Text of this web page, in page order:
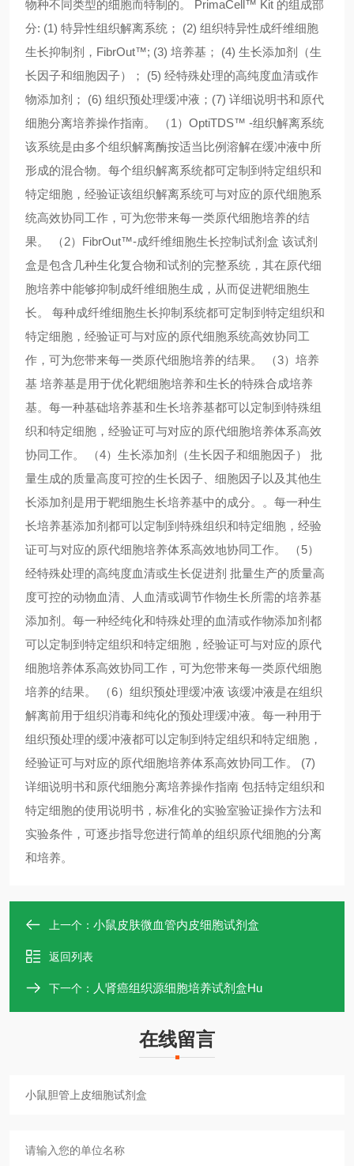
物种不同类型的细胞而特制的。 PrimaCell™ Kit 的组成部
分: (1) 特异性组织解离系统； (2) 组织特异性成纤维细胞
生长抑制剂，FibrOut™; (3) 培养基； (4) 生长添加剂（生
长因子和细胞因子）； (5) 经特殊处理的高纯度血清或作
物添加剂； (6) 组织预处理缓冲液；(7) 详细说明书和原代
细胞分离培养操作指南。 （1）OptiTDS™ -组织解离系统
该系统是由多个组织解离酶按适当比例溶解在缓冲液中所
形成的混合物。每个组织解离系统都可定制到特定组织和
特定细胞，经验证该组织解离系统可与对应的原代细胞系
统高效协同工作，可为您带来每一类原代细胞培养的结
果。 （2）FibrOut™-成纤维细胞生长控制试剂盒 该试剂
盒是包含几种生化复合物和试剂的完整系统，其在原代细
胞培养中能够抑制成纤维细胞生成，从而促进靶细胞生
长。 每种成纤维细胞生长抑制系统都可定制到特定组织和
特定细胞，经验证可与对应的原代细胞系统高效协同工
作，可为您带来每一类原代细胞培养的结果。 （3）培养
基 培养基是用于优化靶细胞培养和生长的特殊合成培养
基。每一种基础培养基和生长培养基都可以定制到特殊组
织和特定细胞，经验证可与对应的原代细胞培养体系高效
协同工作。 （4）生长添加剂（生长因子和细胞因子） 批
量生成的质量高度可控的生长因子、细胞因子以及其他生
长添加剂是用于靶细胞生长培养基中的成分。。每一种生
长培养基添加剂都可以定制到特殊组织和特定细胞，经验
证可与对应的原代细胞培养体系高效地协同工作。 （5）
经特殊处理的高纯度血清或生长促进剂 批量生产的质量高
度可控的动物血清、人血清或调节作物生长所需的培养基
添加剂。每一种经纯化和特殊处理的血清或作物添加剂都
可以定制到特定组织和特定细胞，经验证可与对应的原代
细胞培养体系高效协同工作，可为您带来每一类原代细胞
培养的结果。 （6）组织预处理缓冲液 该缓冲液是在组织
解离前用于组织消毒和纯化的预处理缓冲液。每一种用于
组织预处理的缓冲液都可以定制到特定组织和特定细胞，
经验证可与对应的原代细胞培养体系高效协同工作。 (7)
详细说明书和原代细胞分离培养操作指南 包括特定组织和
特定细胞的使用说明书，标准化的实验室验证操作方法和
实验条件，可逐步指导您进行简单的组织原代细胞的分离
和培养。 ​​​​​​​
上一个： 小鼠皮肤微血管内皮细胞试剂盒
返回列表
下一个： 人肾癌组织源细胞培养试剂盒Hu
在线留言